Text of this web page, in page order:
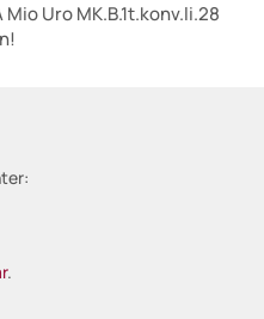
Mio Uro MK.B.1t.konv.li.28
.